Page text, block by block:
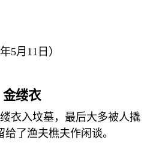
年5月 11 日）
金缕衣
衣入坟墓，最后大多被人撬
了渔夫樵夫作闲谈。